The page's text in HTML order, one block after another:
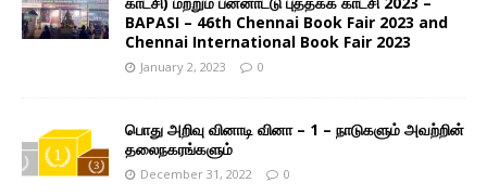
BAPASI – 46th Chennai Book Fair 2023 and
Chennai International Book Fair 2023
January 2, 2023 0
பொது அறிவு வினாடி வினா – 1 – நாடுகளும் அவற்றின்
தலைநகரங்களும்
December 31, 2022 0